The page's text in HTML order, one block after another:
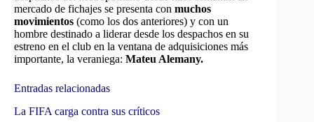
mercado de fichajes se presenta con muchos
movimientos (como los dos anteriores) y con un
hombre destinado a liderar desde los despachos en su
estreno en el club en la ventana de adquisiciones más
importante, la veraniega: Mateu Alemany.
Entradas relacionadas
La FIFA carga contra sus críticos